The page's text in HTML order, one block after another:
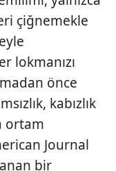
çiğnemekle
lokmanızı
önce
kabızlık
ortam
Journal
bir